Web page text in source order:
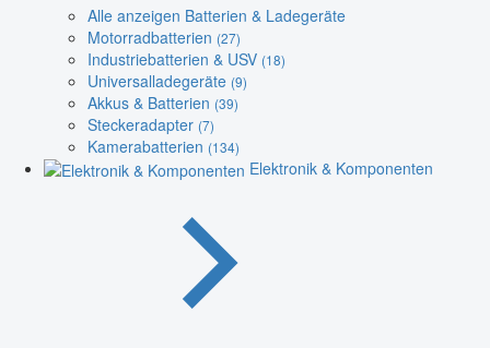
Alle anzeigen Batterien & Ladegeräte
Motorradbatterien (27)
Industriebatterien & USV (18)
Universalladegeräte (9)
Akkus & Batterien (39)
Steckeradapter (7)
Kamerabatterien (134)
Elektronik & Komponenten